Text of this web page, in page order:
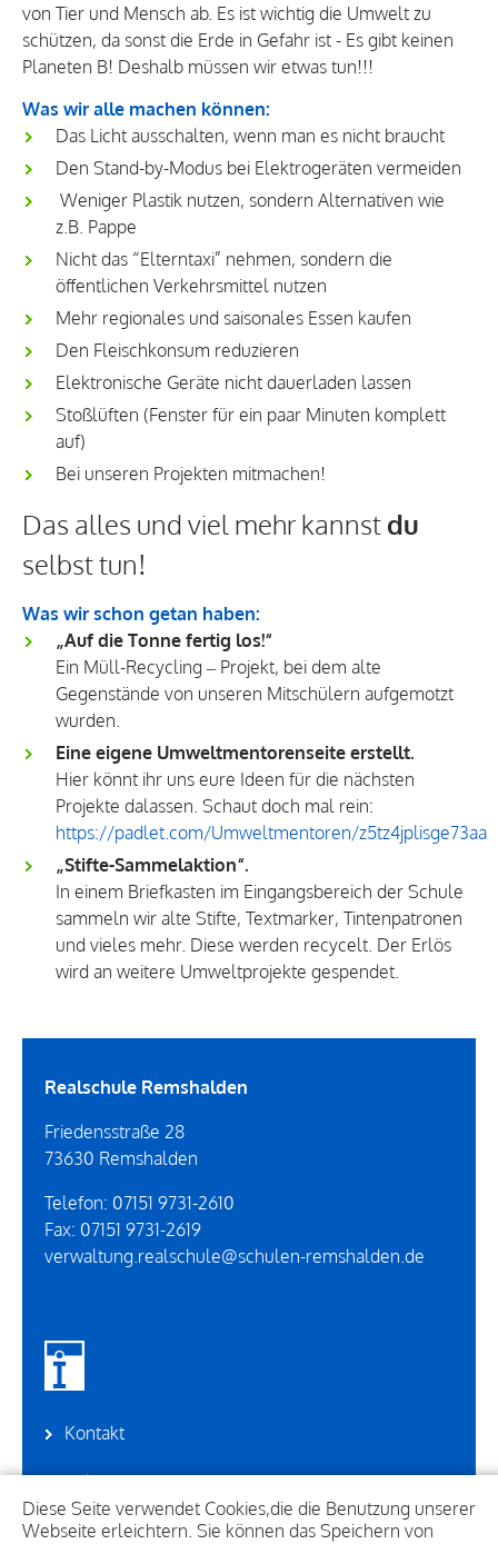
Diese Seite verwendet Cookies,die die Benutzung unserer
Webseite erleichtern. Sie können das Speichern von
von Tier und Mensch ab. Es ist wichtig die Umwelt zu
schützen, da sonst die Erde in Gefahr ist - Es gibt keinen
Planeten B! Deshalb müssen wir etwas tun!!!
Was wir alle machen können:
Das Licht ausschalten, wenn man es nicht braucht
Den Stand-by-Modus bei Elektrogeräten vermeiden
Weniger Plastik nutzen, sondern Alternativen wie
z.B. Pappe
Nicht das “Elterntaxi” nehmen, sondern die
öffentlichen Verkehrsmittel nutzen
Mehr regionales und saisonales Essen kaufen
Den Fleischkonsum reduzieren
Elektronische Geräte nicht dauerladen lassen
Stoßlüften (Fenster für ein paar Minuten komplett
auf)
Bei unseren Projekten mitmachen!
Das alles und viel mehr kannstdu
selbst tun!
Was wir schon getan haben:
„Auf die Tonne fertig los!“
Ein Müll-Recycling – Projekt, bei dem alte
Gegenstände von unseren Mitschülern aufgemotzt
wurden.
Eine eigene Umweltmentorenseite erstellt.
Hier könnt ihr uns eure Ideen für die nächsten
Projekte dalassen. Schaut doch mal rein:
https://padlet.com/Umweltmentoren/z5tz4jplisge73aa
„Stifte-Sammelaktion“.
In einem Briefkasten im Eingangsbereich der Schule
sammeln wir alte Stifte, Textmarker, Tintenpatronen
und vieles mehr. Diese werden recycelt. Der Erlös
wird an weitere Umweltprojekte gespendet.
Realschule Remshalden
Friedensstraße 28
73630 Remshalden
Telefon: 07151 9731-2610
Fax: 07151 9731-2619
verwaltung.realschule@schulen-remshalden.de
Kontakt
Sekretariat
Suche